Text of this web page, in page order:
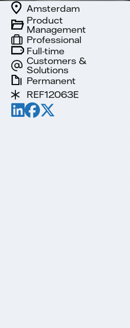
Full-time
Customers &
Solutions
Product
Management
Amsterdam
Professional
Permanent
REF12063E